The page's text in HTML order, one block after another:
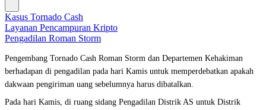
Kasus Tornado Cash
Layanan Pencampuran Kripto
Pengadilan Roman Storm
Pengembang Tornado Cash Roman Storm dan Departemen Kehakiman
berhadapan di pengadilan pada hari Kamis untuk memperdebatkan apakah
dakwaan pengiriman uang sebelumnya harus dibatalkan.
Pada hari Kamis, di ruang sidang Pengadilan Distrik AS untuk Distrik